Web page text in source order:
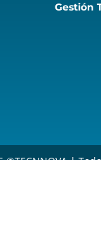
Gestión
©TECNNOVA |